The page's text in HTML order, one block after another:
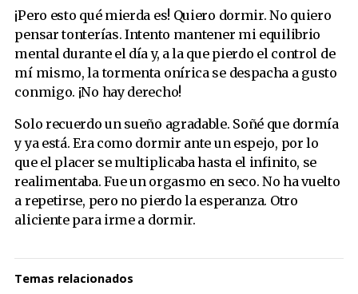
¡Pero esto qué mierda es! Quiero dormir. No quiero
pensar tonterías. Intento mantener mi equilibrio
mental durante el día y, a la que pierdo el control de
mí mismo, la tormenta onírica se despacha a gusto
conmigo. ¡No hay derecho!
Solo recuerdo un sueño agradable. Soñé que dormía
y ya está. Era como dormir ante un espejo, por lo
que el placer se multiplicaba hasta el infinito, se
realimentaba. Fue un orgasmo en seco. No ha vuelto
a repetirse, pero no pierdo la esperanza. Otro
aliciente para irme a dormir.
Temas relacionados